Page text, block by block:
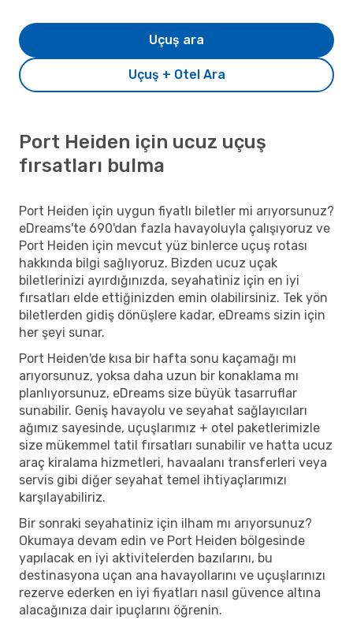
Uçuş + Otel Ara
Uçuş ara
Port Heiden için ucuz uçuş
fırsatları bulma
Port Heiden için uygun fiyatlı biletler mi arıyorsunuz?
eDreams'te 690'dan fazla havayoluyla çalışıyoruz ve
Port Heiden için mevcut yüz binlerce uçuş rotası
hakkında bilgi sağlıyoruz. Bizden ucuz uçak
biletlerinizi ayırdığınızda, seyahatiniz için en iyi
fırsatları elde ettiğinizden emin olabilirsiniz. Tek yön
biletlerden gidiş dönüşlere kadar, eDreams sizin için
her şeyi sunar.
Port Heiden'de kısa bir hafta sonu kaçamağı mı
arıyorsunuz, yoksa daha uzun bir konaklama mı
planlıyorsunuz, eDreams size büyük tasarruflar
sunabilir. Geniş havayolu ve seyahat sağlayıcıları
ağımız sayesinde, uçuşlarımız + otel paketlerimizle
size mükemmel tatil fırsatları sunabilir ve hatta ucuz
araç kiralama hizmetleri, havaalanı transferleri veya
servis gibi diğer seyahat temel ihtiyaçlarımızı
karşılayabiliriz.
Bir sonraki seyahatiniz için ilham mı arıyorsunuz?
Okumaya devam edin ve Port Heiden bölgesinde
yapılacak en iyi aktivitelerden bazılarını, bu
destinasyona uçan ana havayollarını ve uçuşlarınızı
rezerve ederken en iyi fiyatları nasıl güvence altına
alacağınıza dair ipuçlarını öğrenin.